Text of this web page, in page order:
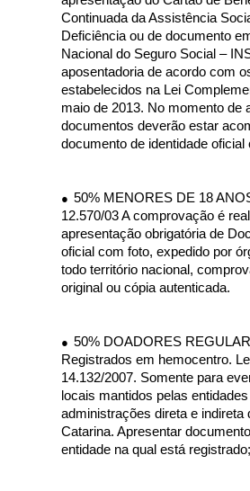
Continuada da Assistência
Deficiência ou de documento
Nacional do Seguro Social –
aposentadoria de acordo com
estabelecidos na Lei
maio de 2013. No momento de
documentos deverão estar
documento de identidade oficial
● 50% MENORES DE 18
12.570/03 A comprovação é
apresentação obrigatória de
oficial com foto, expedido por
todo território nacional,
original ou cópia autenticada.
● 50% DOADORES
Registrados em hemocentro.
14.132/2007. Somente para
locais mantidos pelas
administrações direta e indireta
Catarina. Apresentar
entidade na qual está registrado;